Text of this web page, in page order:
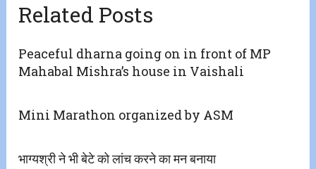
Related Posts
Peaceful dharna going on in front of MP
Mahabal Mishra’s house in Vaishali
Mini Marathon organized by ASM
भाग्यश्री ने भी बेटे को लांच करने का मन बनाया